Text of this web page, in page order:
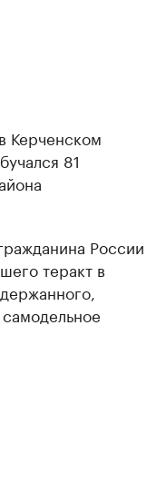
Керченском
81
России
теракт в
самодельное